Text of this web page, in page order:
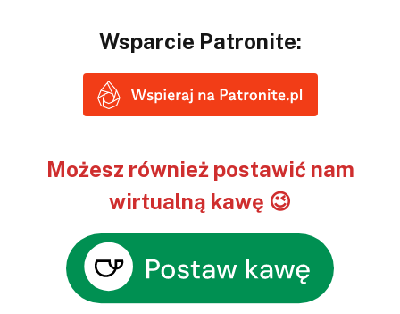
Wsparcie Patronite:
Możesz również postawić nam
wirtualną kawę 😉